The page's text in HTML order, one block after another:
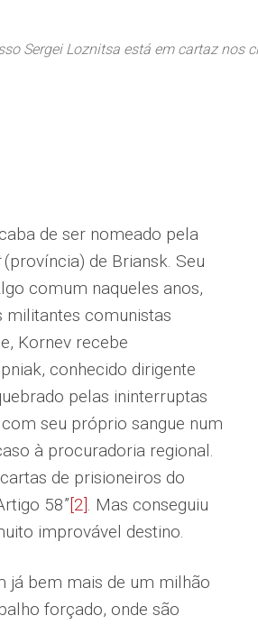
Sergei Loznitsa está em cartaz nos
de ser nomeado pela
(província) de Briansk. Seu
comum naqueles anos,
militantes comunistas
Kornev recebe
conhecido dirigente
pelas ininterruptas
seu próprio sangue num
à procuradoria regional.
de prisioneiros do
58”[2]. Mas conseguiu
improvável destino.
já bem mais de um milhão
forçado, onde são